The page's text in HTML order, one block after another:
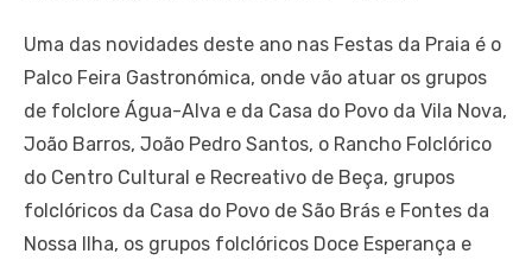
Uma das novidades deste ano nas Festas da Praia é o
Palco Feira Gastronómica, onde vão atuar os grupos
de folclore Água-Alva e da Casa do Povo da Vila Nova,
João Barros, João Pedro Santos, o Rancho Folclórico
do Centro Cultural e Recreativo de Beça, grupos
folclóricos da Casa do Povo de São Brás e Fontes da
Nossa Ilha, os grupos folclóricos Doce Esperança e